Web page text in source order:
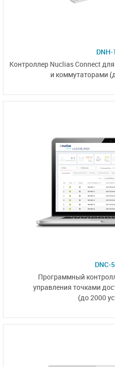
Контроллер Nuclias Connect
и коммутаторами
DNC-
Программный
управления точками
(до 2000